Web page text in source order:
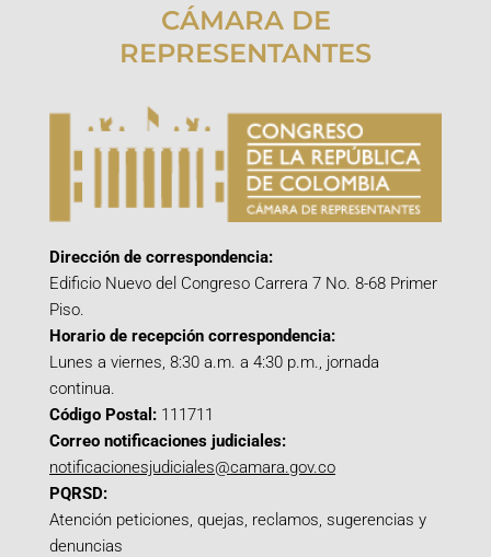
CÁMARA DE
REPRESENTANTES
Dirección de correspondencia:
Edificio Nuevo del Congreso Carrera 7 No. 8-68 Primer
Piso.
Horario de recepción correspondencia:
Lunes a viernes, 8:30 a.m. a 4:30 p.m., jornada
continua.
Código Postal: 111711
Correo notificaciones judiciales:
notificacionesjudiciales@camara.gov.co
PQRSD:
Atención peticiones, quejas, reclamos, sugerencias y
denuncias